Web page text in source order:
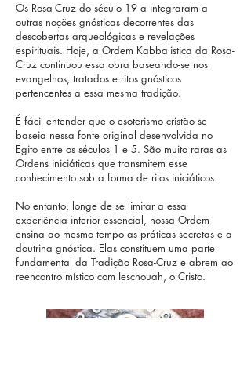
Os Rosa-Cruz do século 19 a integraram a
outras noções gnósticas decorrentes das
descobertas arqueológicas e revelações
espirituais. Hoje, a Ordem Kabbalistica da Rosa-
Cruz continuou essa obra baseando-se nos
evangelhos, tratados e ritos gnósticos
pertencentes a essa mesma tradição.
É fácil entender que o esoterismo cristão se
baseia nessa fonte original desenvolvida no
Egito entre os séculos 1 e 5. São muito raras as
Ordens iniciáticas que transmitem esse
conhecimento sob a forma de ritos iniciáticos.
No entanto, longe de se limitar a essa
experiência interior essencial, nossa Ordem
ensina ao mesmo tempo as práticas secretas e a
doutrina gnóstica. Elas constituem uma parte
fundamental da Tradição Rosa-Cruz e abrem ao
reencontro místico com Ieschouah, o Cristo.